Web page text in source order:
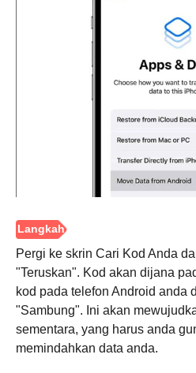
Pergi ke skrin Cari Kod Anda
"Teruskan". Kod akan dijana
kod pada telefon Android anda
"Sambung". Ini akan
sementara, yang harus anda
memindahkan data anda.